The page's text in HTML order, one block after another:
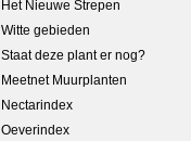
Het Nieuwe Strepen
Witte gebieden
Staat deze plant er nog?
Meetnet Muurplanten
Nectarindex
Oeverindex